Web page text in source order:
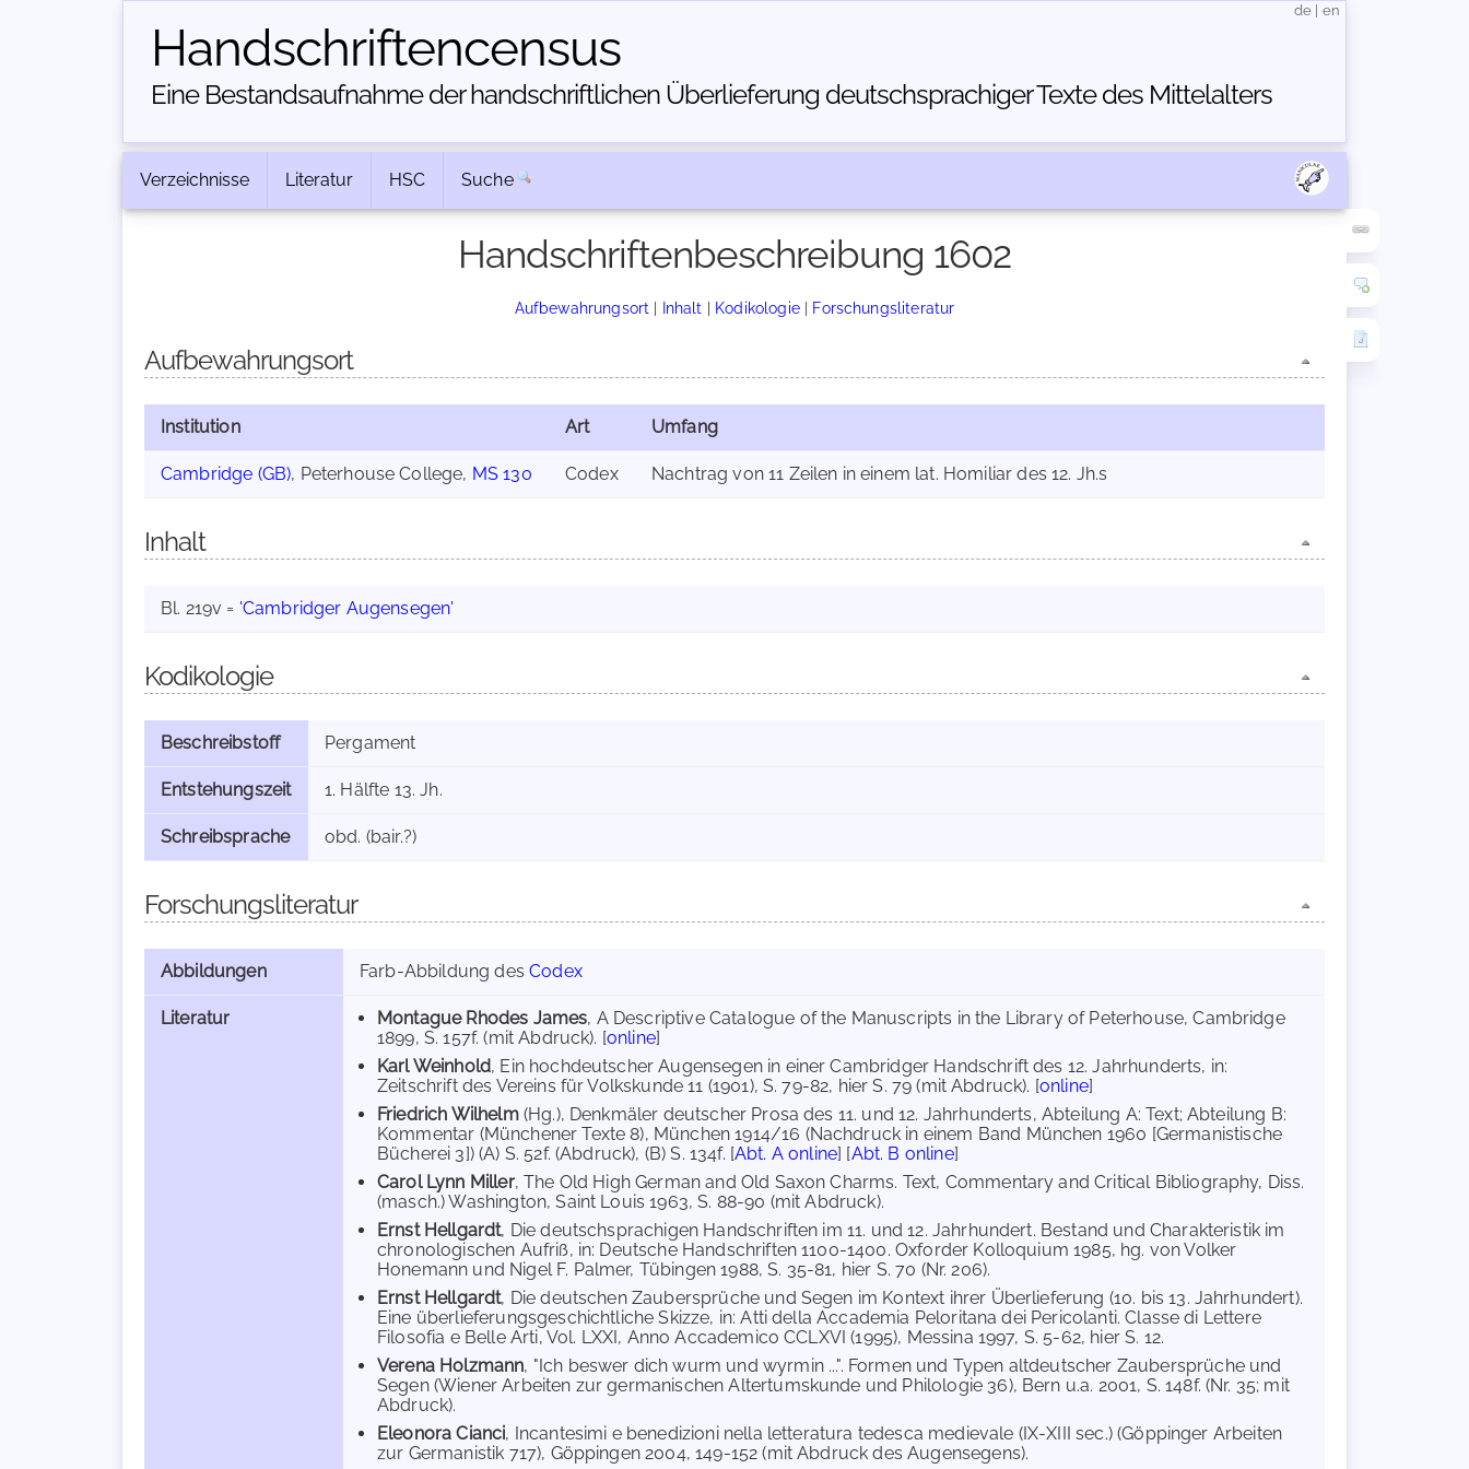
Handschriften­census
Eine Bestandsaufnahme der handschriftlichen Über­lieferung deutschsprachiger Texte des Mittelalters
de en
Verzeichnisse Literatur HSC Suche
Handschriftenbeschreibung 1602
Aufbewahrungsort | Inhalt | Kodikologie| Forschungsliteratur
Aufbewahrungsort
Institution Art Umfang
Cambridge (GB), Peterhouse College, MS 130 Codex Nachtrag von 11 Zeilen in einem lat. Homiliar des 12. Jh.s
Inhalt
Bl. 219v = 'Cambridger Augensegen'
Kodikologie
Beschreibstoff Pergament
Entstehungszeit 1. Hälfte 13. Jh.
Schreibsprache obd. (bair.?)
Forschungsliteratur
Abbildungen Farb-Abbildung desCodex
Literatur Montague Rhodes James, A Descriptive Catalogue of the Manuscripts in the Library of Peterhouse, Cambridge
1899, S. 157f. (mit Abdruck). [online]
Karl Weinhold, Ein hochdeutscher Augensegen in einer Cambridger Handschrift des 12. Jahrhunderts, in:
Zeitschrift des Vereins für Volkskunde 11 (1901), S. 79-82, hier S. 79 (mit Abdruck). [online]
Friedrich Wilhelm (Hg.), Denkmäler deutscher Prosa des 11. und 12. Jahrhunderts, Abteilung A: Text; Abteilung B:
Kommentar (Münchener Texte 8), München 1914/16 (Nachdruck in einem Band München 1960 [Germanistische
Bücherei 3]) (A) S. 52f. (Abdruck), (B) S. 134f. [Abt. A online] [Abt. B online]
Carol Lynn Miller, The Old High German and Old Saxon Charms. Text, Commentary and Critical Bibliography, Diss.
(masch.) Washington, Saint Louis 1963, S. 88-90 (mit Abdruck).
Ernst Hellgardt, Die deutschsprachigen Handschriften im 11. und 12. Jahrhundert. Bestand und Charakteristik im
chronologischen Aufriß, in: Deutsche Handschriften 1100-1400. Oxforder Kolloquium 1985, hg. von Volker
Honemann und Nigel F. Palmer, Tübingen 1988, S. 35-81, hier S. 70 (Nr. 206).
Ernst Hellgardt, Die deutschen Zaubersprüche und Segen im Kontext ihrer Überlieferung (10. bis 13. Jahrhundert).
Eine überlieferungsgeschichtliche Skizze, in: Atti della Accademia Peloritana dei Pericolanti. Classe di Lettere
Filosofia e Belle Arti, Vol. LXXI, Anno Accademico CCLXVI (1995), Messina 1997, S. 5-62, hier S. 12.
Verena Holzmann, "Ich beswer dich wurm und wyrmin ...". Formen und Typen altdeutscher Zaubersprüche und
Segen (Wiener Arbeiten zur germanischen Altertumskunde und Philologie 36), Bern u.a. 2001, S. 148f. (Nr. 35; mit
Abdruck).
Eleonora Cianci, Incantesimi e benedizioni nella letteratura tedesca medievale (IX-XIII sec.) (Göppinger Arbeiten
zur Germanistik 717), Göppingen 2004, 149-152 (mit Abdruck des Augensegens).